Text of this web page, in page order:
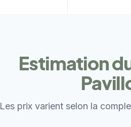
Estimation
Les prix varient selon la